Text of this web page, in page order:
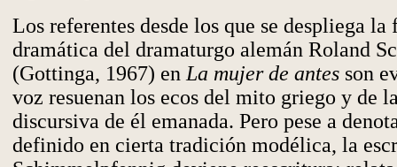
Los referentes desde los que se despliega
dramática del dramaturgo alemán Roland
(Gottinga, 1967) en La mujer de antes son
voz resuenan los ecos del mito griego y de
discursiva de él emanada. Pero pese a
definido en cierta tradición modélica, la